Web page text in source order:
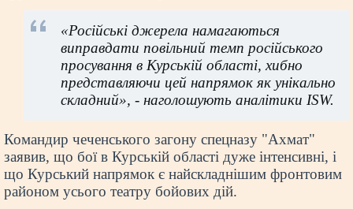
«Російські джерела намагаються
виправдати повільний темп російського
просування в Курській області, хибно
представляючи цей напрямок як унікально
складний», - наголошують аналітики ISW.
Командир чеченського загону спецназу "Ахмат"
заявив, що бої в Курській області дуже інтенсивні, і
що Курський напрямок є найскладнішим фронтовим
районом усього театру бойових дій.